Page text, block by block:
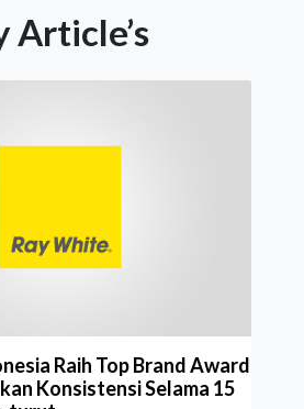
Article’s
Raih Top Brand Award
Konsistensi Selama 15